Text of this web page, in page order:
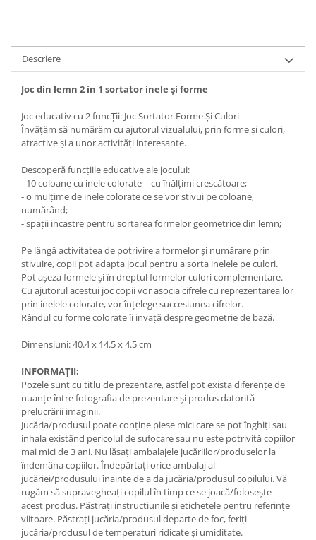
Descriere
Joc din lemn 2 in 1 sortator inele și forme
Joc educativ cu 2 funcȚii: Joc Sortator Forme Și Culori
Învățăm să numărăm cu ajutorul vizualului, prin forme și culori,
atractive și a unor activități interesante.
Descoperă funcțiile educative ale jocului:
- 10 coloane cu inele colorate – cu înălțimi crescătoare;
- o mulțime de inele colorate ce se vor stivui pe coloane,
numărând;
- spații incastre pentru sortarea formelor geometrice din lemn;
Pe lângă activitatea de potrivire a formelor și numărare prin
stivuire, copii pot adapta jocul pentru a sorta inelele pe culori.
Pot așeza formele și în dreptul formelor culori complementare.
Cu ajutorul acestui joc copii vor asocia cifrele cu reprezentarea lor
prin inelele colorate, vor înțelege succesiunea cifrelor.
Rândul cu forme colorate îi invață despre geometrie de bază.
Dimensiuni: 40.4 x 14.5 x 4.5 cm
INFORMAȚII:
Pozele sunt cu titlu de prezentare, astfel pot exista diferențe de
nuanțe între fotografia de prezentare și produs datorită
prelucrării imaginii.
Jucăria/produsul poate conține piese mici care se pot înghiți sau
inhala existând pericolul de sufocare sau nu este potrivită copiilor
mai mici de 3 ani. Nu lăsați ambalajele jucăriilor/produselor la
îndemâna copiilor. Îndepărtați orice ambalaj al
jucăriei/produsului înainte de a da jucăria/produsul copilului. Vă
rugăm să supravegheați copilul în timp ce se joacă/folosește
acest produs. Păstrați instrucțiunile și etichetele pentru referințe
viitoare. Păstrați jucăria/produsul departe de foc, feriți
jucăria/produsul de temperaturi ridicate și umiditate.